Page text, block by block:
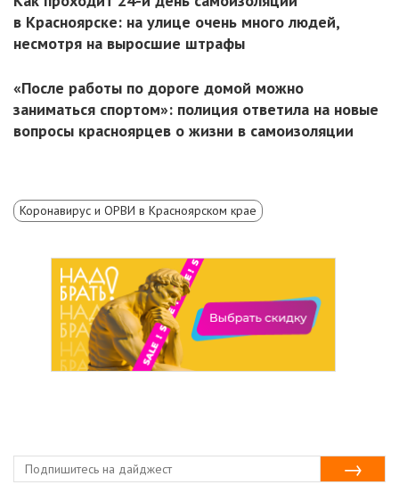
в Красноярске: на улице очень много людей,
несмотря на выросшие штрафы
«После работы по дороге домой можно
заниматься спортом»: полиция ответила на новые
вопросы красноярцев о жизни в самоизоляции
Коронавирус и ОРВИ в Красноярском крае